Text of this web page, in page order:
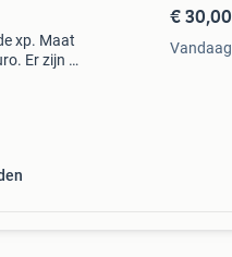
xp. Maat
Er zijn er
€ 30,00
Vandaag